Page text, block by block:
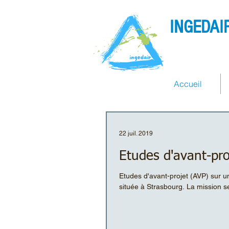
Accueil
Études d'avant-
Etudes d'avant-projet (AVP) sur
située à Strasbourg. La mission
22 juil. 2019